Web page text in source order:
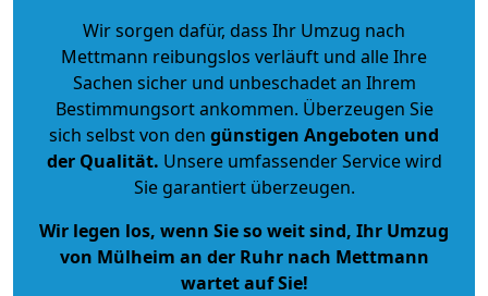
Wir sorgen dafür, dass Ihr Umzug nach
Mettmann reibungslos verläuft und alle Ihre
Sachen sicher und unbeschadet an Ihrem
Bestimmungsort ankommen. Überzeugen Sie
sich selbst von den günstigen Angeboten und
der Qualität. Unsere umfassender Service wird
Sie garantiert überzeugen.
Wir legen los, wenn Sie so weit sind, Ihr Umzug
von Mülheim an der Ruhr nach Mettmann
wartet auf Sie!